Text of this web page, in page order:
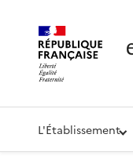
Établissement
L'Établissement